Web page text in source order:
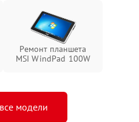
Ремонт планшета
MSI WindPad 100W
модели